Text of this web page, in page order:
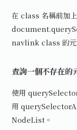
在 class 名稱前加
navlink class 的元
查詢一個不存在的
使用
用
NodeList。